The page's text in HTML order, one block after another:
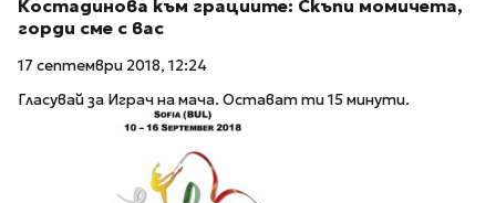
Костадинова към грациите: Скъпи момичета,
горди сме с вас
17 септември 2018, 12:24
Гласувай за Играч на мача. Остават ти 15 минути.